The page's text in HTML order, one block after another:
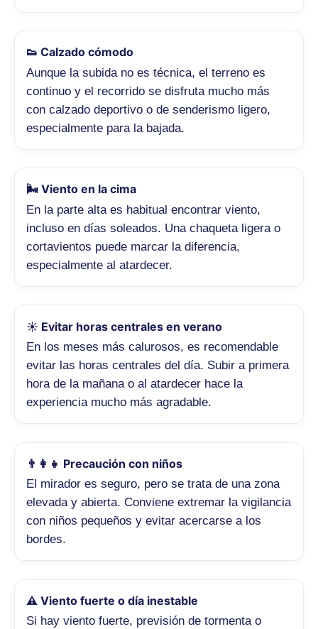
👟 Calzado cómodo
Aunque la subida no es técnica, el terreno es
continuo y el recorrido se disfruta mucho más
con calzado deportivo o de senderismo ligero,
especialmente para la bajada.
🌬️ Viento en la cima
En la parte alta es habitual encontrar viento,
incluso en días soleados. Una chaqueta ligera o
cortavientos puede marcar la diferencia,
especialmente al atardecer.
☀️ Evitar horas centrales en verano
En los meses más calurosos, es recomendable
evitar las horas centrales del día. Subir a primera
hora de la mañana o al atardecer hace la
experiencia mucho más agradable.
👨‍👩‍👧 Precaución con niños
El mirador es seguro, pero se trata de una zona
elevada y abierta. Conviene extremar la vigilancia
con niños pequeños y evitar acercarse a los
bordes.
⚠️ Viento fuerte o día inestable
Si hay viento fuerte, previsión de tormenta o